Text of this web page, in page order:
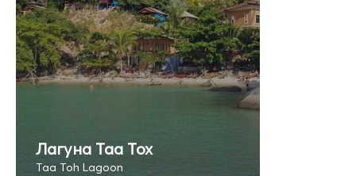
Лагуна Таа Тох
Taa Toh Lagoon